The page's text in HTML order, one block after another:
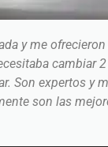
y me
cambiar
Son expertos y
son las